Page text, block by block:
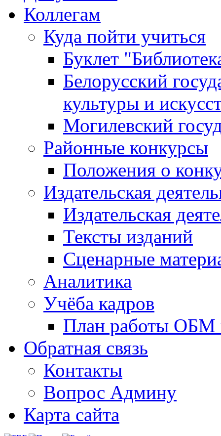
Коллегам
Куда пойти учиться
Буклет
Белорусский
культуры и
Могилевский
Районные конкурсы
Положения о
Издательская
Издательская
Тексты изданий
Сценарные
Аналитика
Учёба кадров
План работы ОБМ
Обратная связь
Контакты
Вопрос Админу
Карта сайта